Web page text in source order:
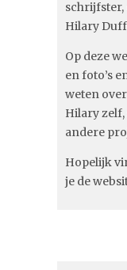
Hilary
Op deze
en foto’s
weten
Hilary zelf,
andere
Hopelijk
je de